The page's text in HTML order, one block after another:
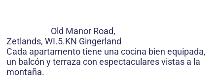
Old Manor Road,
Zetlands, WI.5.KN Gingerland
Cada apartamento tiene una cocina bien equipada,
un balcón y terraza con espectaculares vistas a la
montaña.